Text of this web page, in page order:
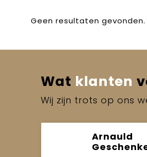
Geen resultaten gevonden.
Wat klanten
Wij zijn trots op ons
Arnauld